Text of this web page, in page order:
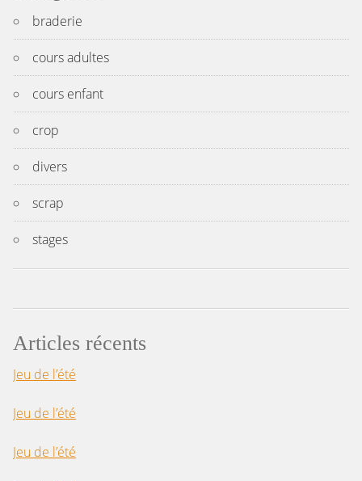
braderie
cours adultes
cours enfant
crop
divers
scrap
stages
Articles récents
Jeu de l’été
Jeu de l’été
Jeu de l’été